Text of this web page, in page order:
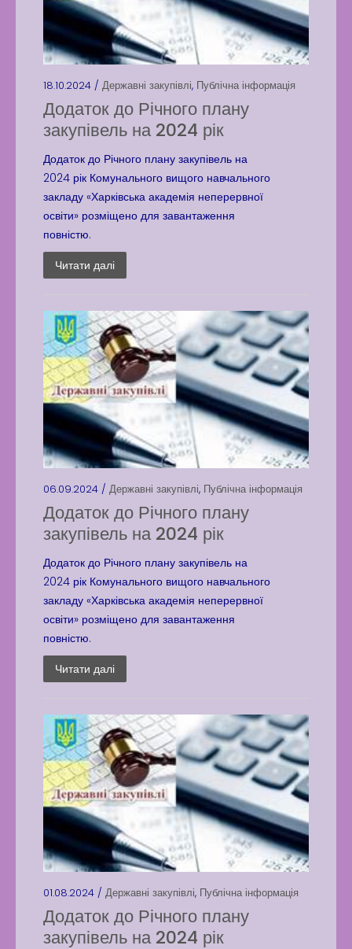
18.10.2024 / Державні закупівлі, Публічна інформація
Додаток до Річного плану
закупівель на 2024 рік
Додаток до Річного плану закупівель на
2024 рік Комунального вищого навчального
закладу «Харківська академія неперервної
освіти» розміщено для завантаження
повністю.
Читати далі
06.09.2024 / Державні закупівлі, Публічна інформація
Додаток до Річного плану
закупівель на 2024 рік
Додаток до Річного плану закупівель на
2024 рік Комунального вищого навчального
закладу «Харківська академія неперервної
освіти» розміщено для завантаження
повністю.
Читати далі
01.08.2024 / Державні закупівлі, Публічна інформація
Додаток до Річного плану
закупівель на 2024 рік